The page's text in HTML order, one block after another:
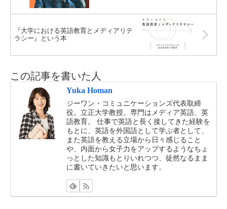
『大学における英語教育とメディアリテ
ラシー』という本
この記事を書いた人
Yuka Homan
ジーワン・コミュニケーションズ代表取締
役。立正大学教授。専門はメディア英語、英
語教育。 仕事で英語と長く接してきた経験を
もとに、英語を外国語として学ぶ者として、
また英語を教える立場から日々感じること
や、内面から女子力をアップするようなちょ
っとした知識もとりいれつつ、徒然なるまま
に書いていきたいと思います。